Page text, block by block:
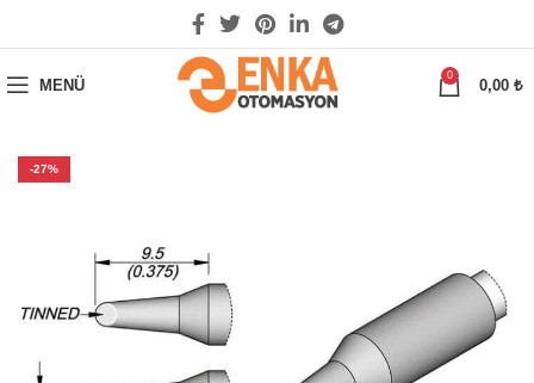
MENÜ
0
0,00 ₺
-27%